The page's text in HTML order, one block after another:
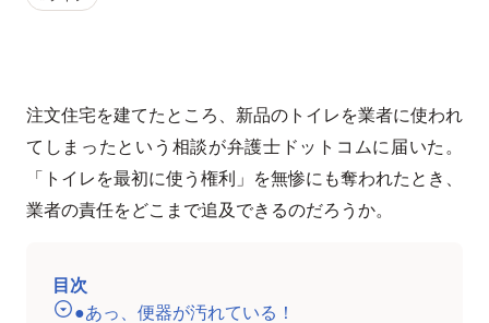
注文住宅を建てたところ、新品のトイレを業者に使われ
てしまったという相談が弁護士ドットコムに届いた。
「トイレを最初に使う権利」を無惨にも奪われたとき、
業者の責任をどこまで追及できるのだろうか。
目次
●あっ、便器が汚れている！